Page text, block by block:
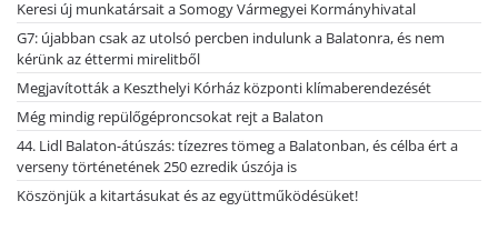
Keresi új munkatársait a Somogy Vármegyei Kormányhivatal
G7: újabban csak az utolsó percben indulunk a Balatonra, és nem
kérünk az éttermi mirelitből
Megjavították a Keszthelyi Kórház központi klímaberendezését
Még mindig repülőgéproncsokat rejt a Balaton
44. Lidl Balaton-átúszás: tízezres tömeg a Balatonban, és célba ért a
verseny történetének 250 ezredik úszója is
Köszönjük a kitartásukat és az együttműködésüket!